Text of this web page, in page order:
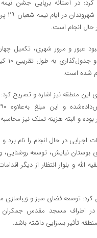
در آستانه برپایی جشن
عبور و مرور شهری، تکمیل
شده است.
و البته هزینه تملک نیز
نیایش، توسعه روشنایی،
الله و بلوار انتظار از دیگر
نگاره در اطراف مسجد مقدس
تأثیر بسزایی داشته باشد.